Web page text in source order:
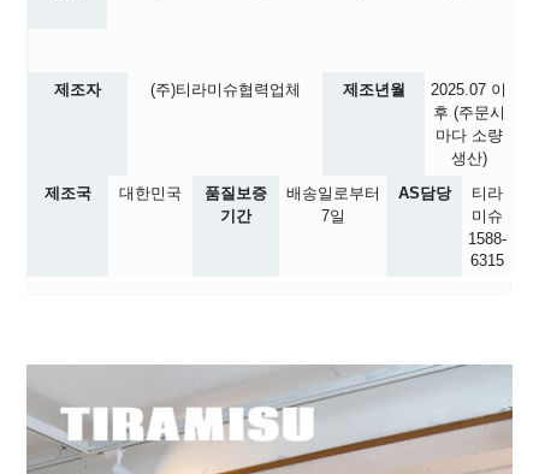
제조자 (주)티라미슈협력업체 제조년월 2025.07 이
후 (주문시
마다 소량
생산)
제조국
대한민국
품질보증
기간
배송일로부터
7일
AS담당
티라
미슈
1588-
6315